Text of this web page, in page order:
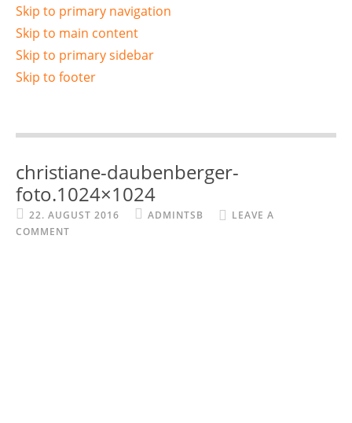
Skip to primary navigation
Skip to main content
Skip to primary sidebar
Skip to footer
christiane-daubenberger-
foto.1024×1024
22. AUGUST 2016 ADMINTSB
LEAVE A
COMMENT